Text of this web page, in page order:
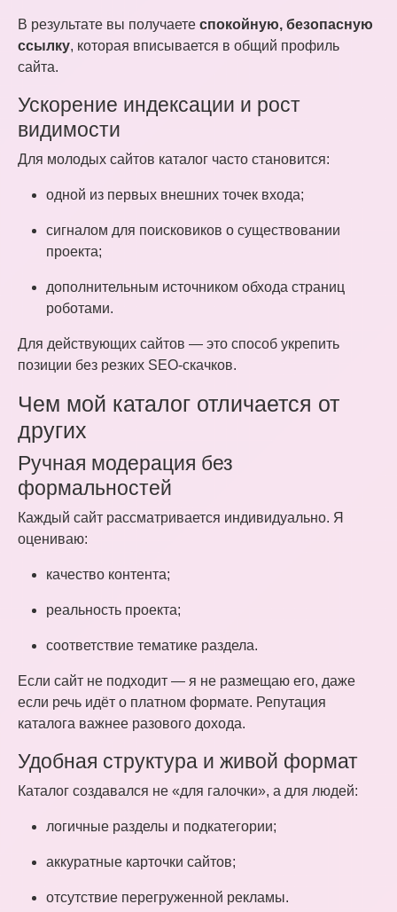
В результате вы получаете спокойную, безопасную
ссылку, которая вписывается в общий профиль
сайта.
Ускорение индексации и рост
видимости
Для молодых сайтов каталог часто становится:
одной из первых внешних точек входа;
сигналом для поисковиков о существовании
проекта;
дополнительным источником обхода страниц
роботами.
Для действующих сайтов — это способ укрепить
позиции без резких SEO-скачков.
Чем мой каталог отличается от
других
Ручная модерация без
формальностей
Каждый сайт рассматривается индивидуально. Я
оцениваю:
качество контента;
реальность проекта;
соответствие тематике раздела.
Если сайт не подходит — я не размещаю его, даже
если речь идёт о платном формате. Репутация
каталога важнее разового дохода.
Удобная структура и живой формат
Каталог создавался не «для галочки», а для людей:
логичные разделы и подкатегории;
аккуратные карточки сайтов;
отсутствие перегруженной рекламы.